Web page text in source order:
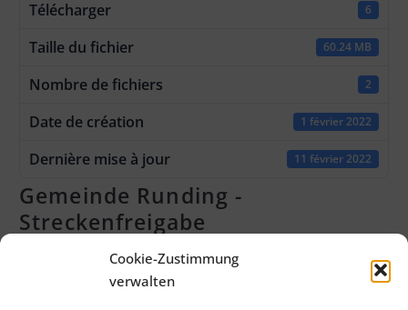
Cookie-Zustimmung
verwalten
Télécharger 6
Taille du fichier 60.24 MB
Nombre de fichiers 2
Date de création 1 février 2022
Dernière mise à jour 11 février 2022
Gemeinde Runding -
Streckenfreigabe